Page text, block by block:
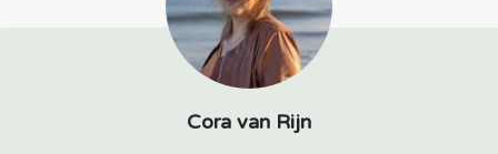
Cora van Rijn